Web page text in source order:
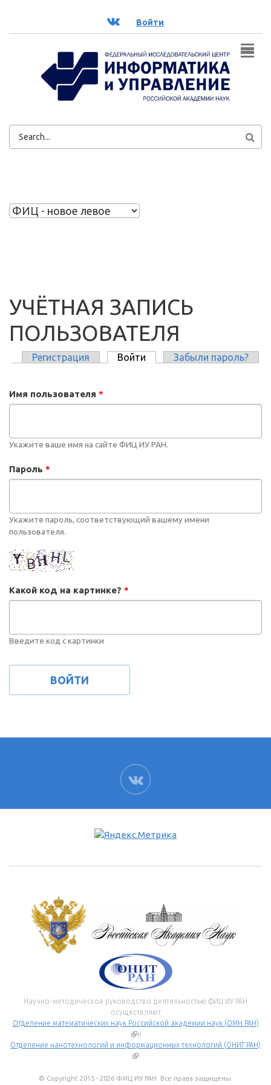
ВК Войти
ФОРМА
УЧЁТНАЯ ЗАПИСЬ
ПОЛЬЗОВАТЕЛЯ
Регистрация Войти (активная вкладка)
Забыли пароль?
Имя пользователя *
Укажите ваше имя на сайте ФИЦ ИУ РАН.
Пароль *
Укажите пароль, соответствующий вашему имени
пользователя.
Какой код на картинке? *
Введите код с картинки
ВК
Научно-методическое руководство деятельностью ФИЦ ИУ РАН
осуществляют
Отделение математических наук Российской академии наук (ОМН РАН)
(внешняя ссылка)
и
Отделение нанотехнологий и информационных технологий (ОНИТ РАН)
(внешняя ссылка)
.
© Copyright 2015 - 2026 ФИЦ ИУ РАН. Все права защищены.